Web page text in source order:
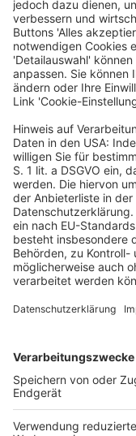
die
gegenüber
Veröffentlicht am16.
Durch ein „tax
Steuerverwaltung
ihnen
erhalten. 1991 und
in Bezug auf […]
WEITERLESEN
Steuerrecht/
BR:
Die
(19/29558) zu dem
Änderung des
der